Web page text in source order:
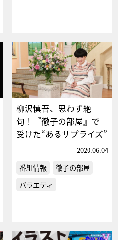
柳沢慎吾、思わず絶
句！『徹子の部屋』で
受けた“あるサプライズ”
2020.06.04
番組情報
徹子の部屋
バラエティ